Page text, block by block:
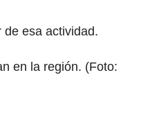
esa actividad.
en la región. (Foto: